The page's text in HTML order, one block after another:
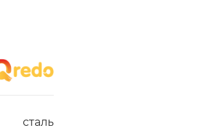
сталь